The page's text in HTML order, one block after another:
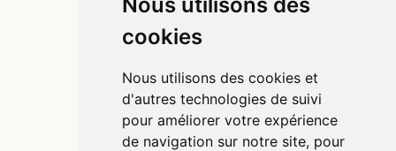
cookies
Nous utilisons des cookies et
d'autres technologies de suivi
pour améliorer votre expérience
de navigation sur notre site, pour
Informations
Qui sommes-nous ?
Déclarer un effet indésirable
Mentions légales
CGV
Données personnelles